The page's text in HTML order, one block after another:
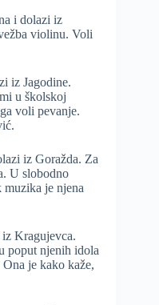
i dolazi iz
violinu. Voli
iz Jagodine.
u školskoj
voli pevanje.
iz Goražda. Za
U slobodno
je njena
Kragujevca.
poput njenih idola
je kako kaže,